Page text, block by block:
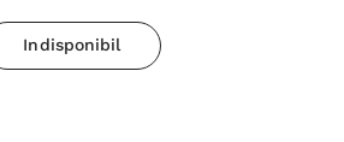
Bucuria și Pacea!
Indisponibil